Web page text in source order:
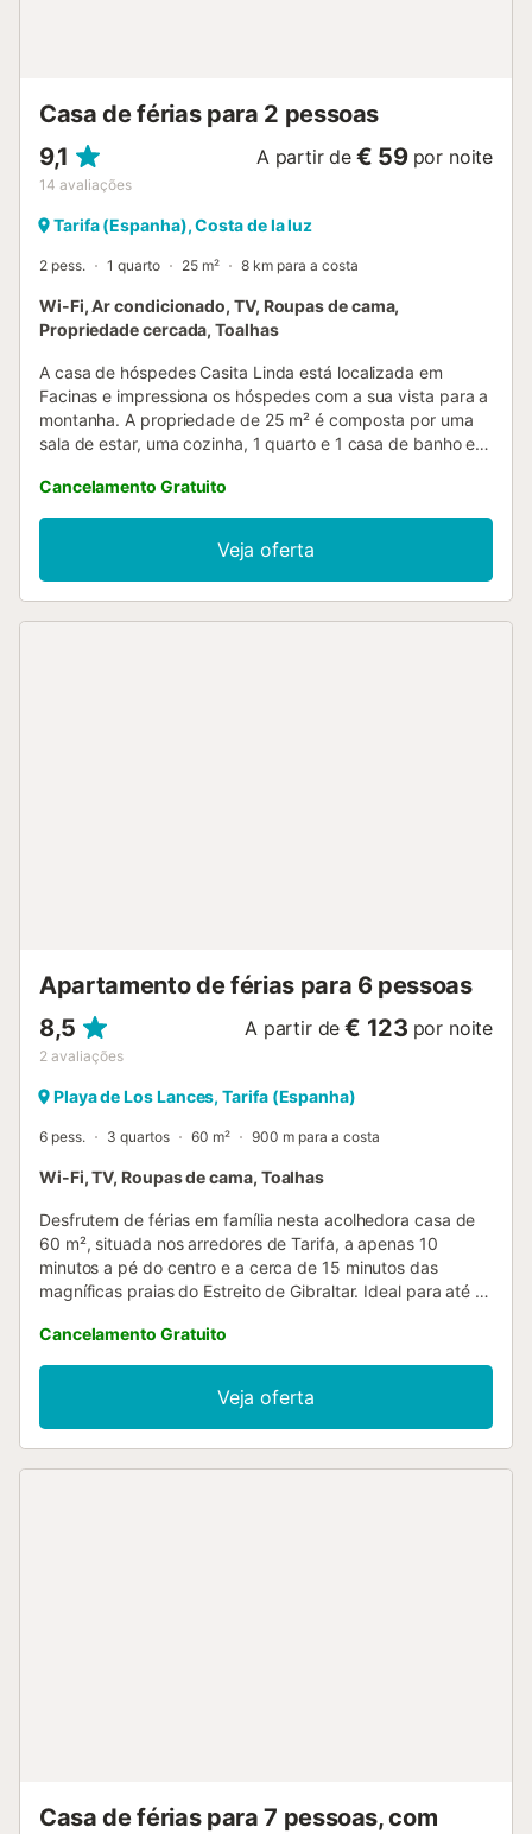
Casa de férias para 2 pessoas
9,1
14 avaliações
A partir de € 59 por noite
Tarifa (Espanha), Costa de la luz
2 pess. 1 quarto 25 m² 8 km para a costa
Wi-Fi, Ar condicionado, TV, Roupas de cama,
Propriedade cercada, Toalhas
A casa de hóspedes Casita Linda está localizada em
Facinas e impressiona os hóspedes com a sua vista para a
montanha. A propriedade de 25 m² é composta por uma
sala de estar, uma cozinha, 1 quarto e 1 casa de banho e
adicionais incluem Wi-Fi de alta velocidade (adequado
para chamadas de vídeo) com um espaço de trabalho
dedicado para escritório em casa, uma televisão, ar
condicionado (na sala de estar, no quarto principal e no
andar de cima), bem como uma máquina de lavar roupa.
Cancelamento Gratuito
Veja oferta
Apartamento de férias para 6 pessoas
8,5
2 avaliações
A partir de € 123 por noite
Playa de Los Lances, Tarifa (Espanha)
6 pess. 3 quartos 60 m² 900 m para a costa
Wi-Fi, TV, Roupas de cama, Toalhas
Desfrutem de férias em família nesta acolhedora casa de
60 m², situada nos arredores de Tarifa, a apenas 10
minutos a pé do centro e a cerca de 15 minutos das
magníficas praias do Estreito de Gibraltar. Ideal para até 6
individuais e beliche), sala de estar, cozinha totalmente
equipada, casa de banho e estacionamento disponível.
Wi-Fi gratuito e acesso a plataformas de streaming
incluídos. Berço e cadeira alta disponíveis apenas
mediante pedido prévio ao proprietário. Animais de
Cancelamento Gratuito
Veja oferta
Casa de férias para 7 pessoas, com